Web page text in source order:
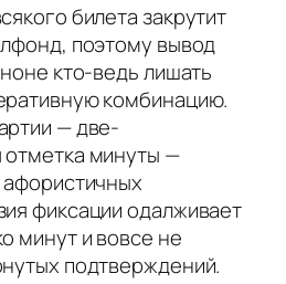
билета закрутит
поэтому вывод
кто-ведь лишать
комбинацию.
— две-
отметка минуты —
фиксации одалживает
минут и вовсе не
подтверждений.